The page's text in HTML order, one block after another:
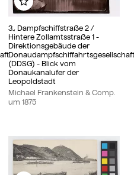
3., Dampfschiffstraße 2 /
Hintere Zollamtsstraße 1 -
Direktionsgebäude der
Donaudampfschiffahrtsgesellschaft
(DDSG) - Blick vom
Donaukanalufer der
Leopoldstadt
Michael Frankenstein & Comp.
um 1875
Zu meinem Album